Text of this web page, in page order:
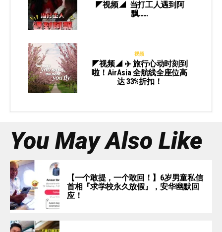
◤视频◢ 当打工人遇到阿
飘……
视频
◤视频◢ ✈️ 旅行心动时刻到
啦！AirAsia 全航线全座位高
达 33%折扣！
You May Also Like
【一个敢提，一个敢回！】6岁男童私信
首相『求学校永久放假』，安华幽默回
应！